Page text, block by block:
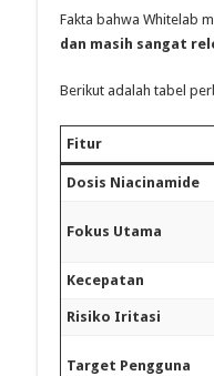
Fakta bahwa Whitelab
dan masih sangat
Berikut adalah tabel
Fitur
Dosis Niacinamide
Fokus Utama
Kecepatan
Risiko Iritasi
Target Pengguna